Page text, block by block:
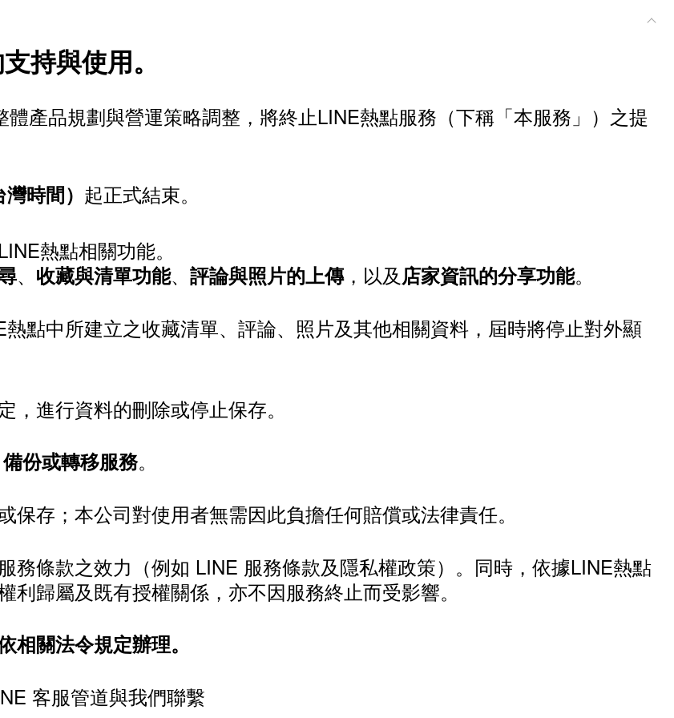
持與使用。
產品規劃與營運策略調整，將終止LINE熱點服務（下稱「本服務」）之提
時間） 起正式結束。
熱點相關功能。
、 收藏與清單功能、 評論與照片的上傳，以及店家資訊的分享功能。
點中所建立之收藏清單、評論、照片及其他相關資料，屆時將停止對外顯
進行資料的刪除或停止保存。
份或轉移服務。
存；本公司對使用者無需因此負擔任何賠償或法律責任。
務條款之效力（例如 LINE 服務條款及隱私權政策）。同時，依據LINE熱點
歸屬及既有授權關係，亦不因服務終止而受影響。
關法令規定辦理。
客服管道與我們聯繫